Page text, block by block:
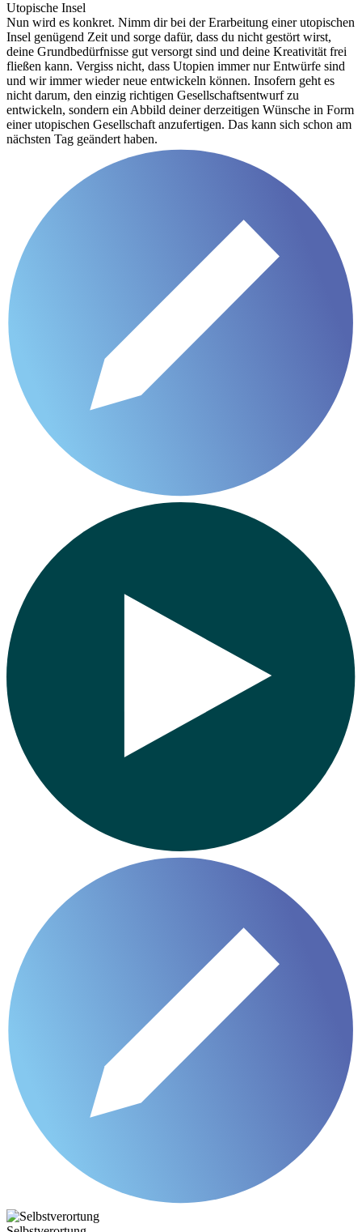
Utopische Insel
Nun wird es konkret. Nimm dir bei der Erarbeitung einer utopischen
Insel genügend Zeit und sorge dafür, dass du nicht gestört wirst,
deine Grundbedürfnisse gut versorgt sind und deine Kreativität frei
fließen kann. Vergiss nicht, dass Utopien immer nur Entwürfe sind
und wir immer wieder neue entwickeln können. Insofern geht es
nicht darum, den einzig richtigen Gesellschaftsentwurf zu
entwickeln, sondern ein Abbild deiner derzeitigen Wünsche in Form
einer utopischen Gesellschaft anzufertigen. Das kann sich schon am
nächsten Tag geändert haben.